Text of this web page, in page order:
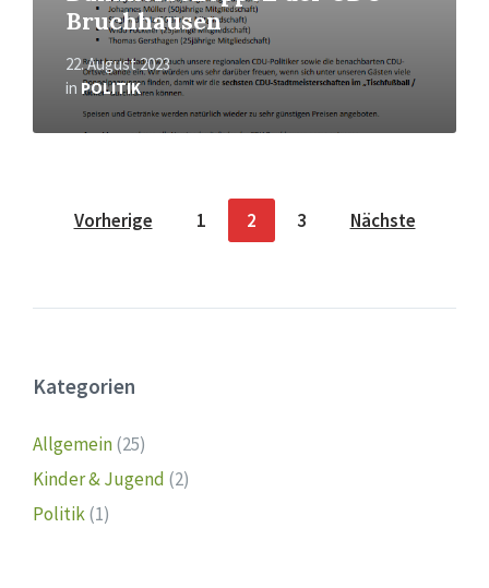
Bruchhausen
22. August 2023
in POLITIK
Seitennummerierung
Beiträge
Vorherige 1 2 3 Nächste
Kategorien
Allgemein(25)
Kinder & Jugend (2)
Politik(1)